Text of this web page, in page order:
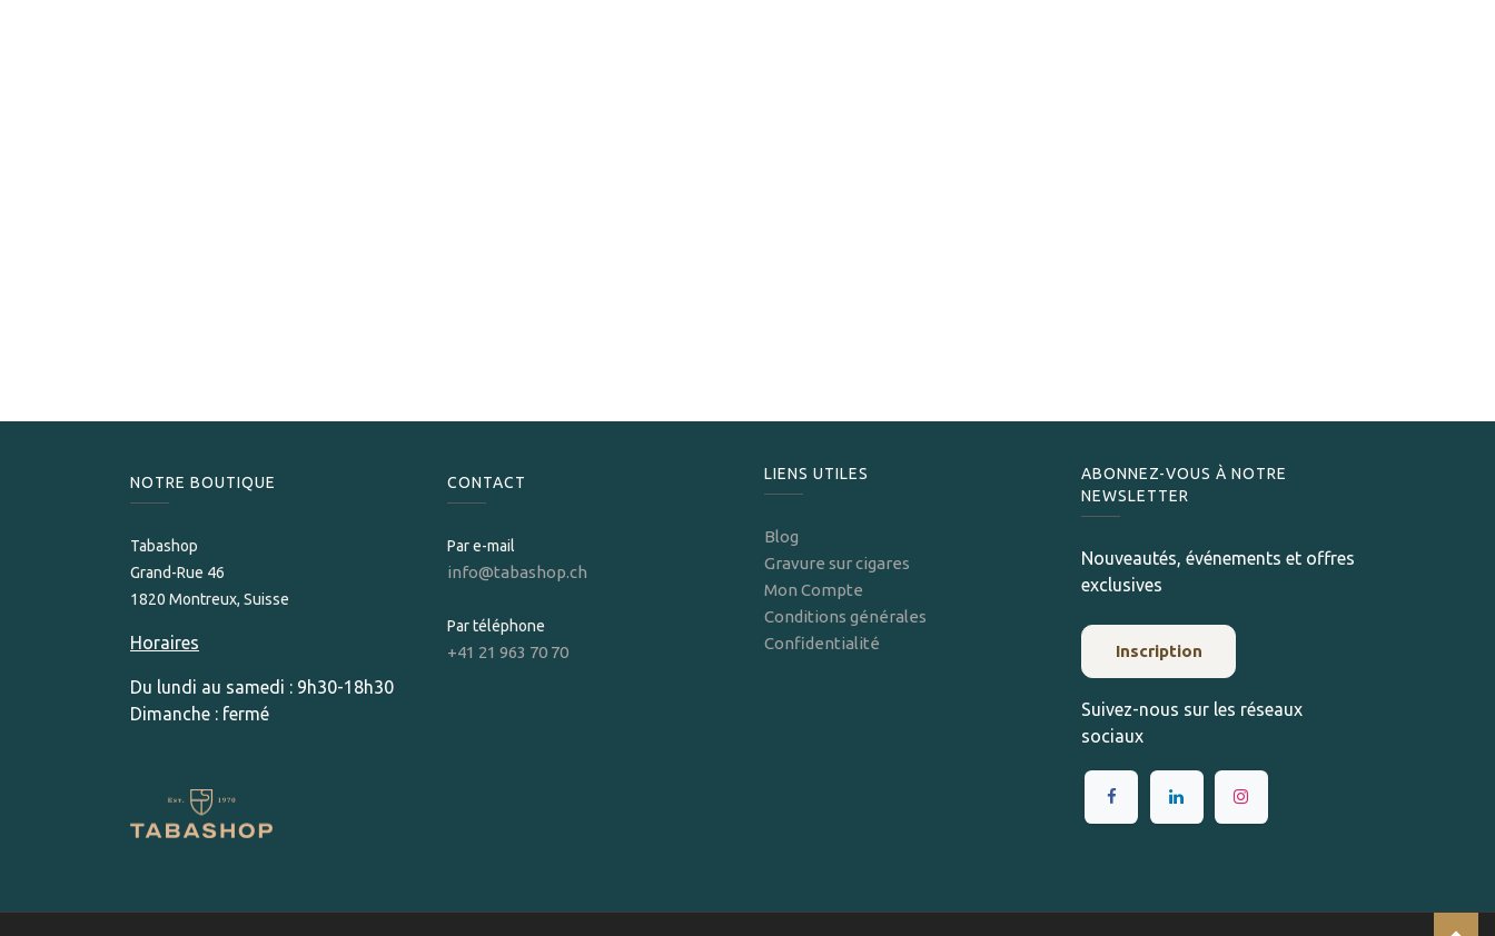
NOTRE BOUTIQUE
Tabashop
Grand-Rue 46
1820 Montreux, Suisse
Horaires
Du lundi au samedi : 9h30-18h30
Dimanche : fermé
CONTACT
Par e-mail
info@tabashop.ch
Par téléphone
+41 21 963 70 70
LIENS UTILES
Blog
Gravure sur cigares
Mon Compte
Conditions générales
Confidentialité
ABONNEZ-VOUS À NOTRE
NEWSLETTER
Nouveautés, événements et offres
exclusives
Inscription
Suivez-nous sur les réseaux
sociaux